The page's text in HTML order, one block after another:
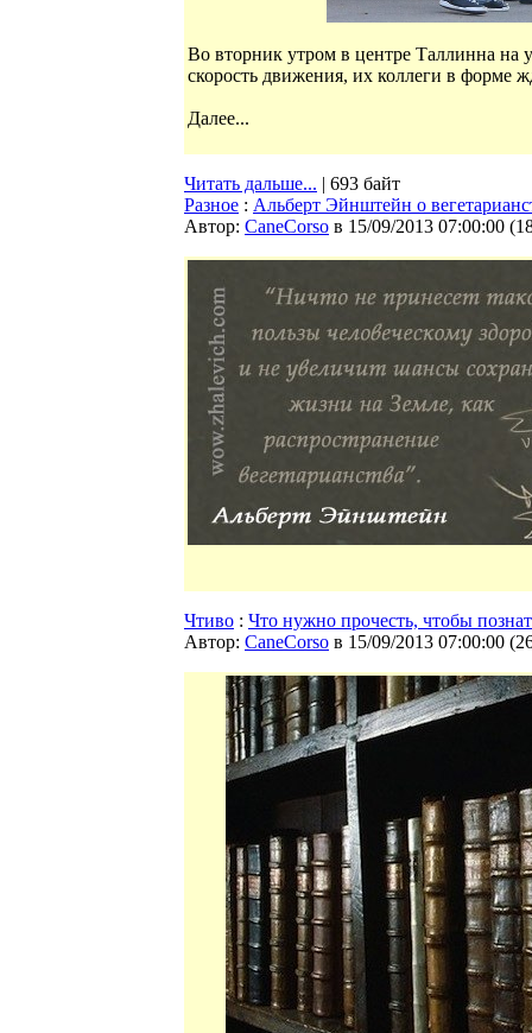
Во вторник утром в центре Таллинна на
скорость движения, их коллеги в форме
Далее...
Читать дальше... | 693 байт
Разное : Альберт Эйнштейн о
Автор: CaneCorso в 15/09/2013 07:00:00 (
Чтиво : Что нужно прочесть, чтобы
Автор: CaneCorso в 15/09/2013 07:00:00 (